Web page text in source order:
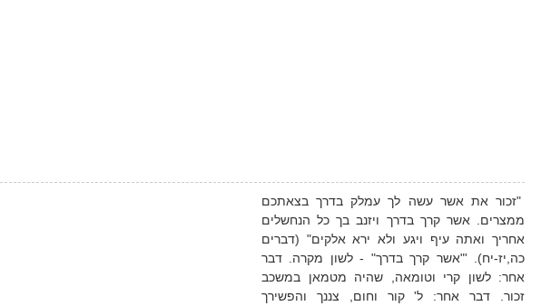
"זכור את אשר עשה לך עמלק בדרך בצאתכם
ממצרים. אשר קרך בדרך ויזנב בך כל הנחשלים
אחריך ואתה עיף ויגע ולא ירא אלקים" (דברים
כה,יז-יח). '"אשר קרך בדרך" - לשון מקרה. דבר
אחר: לשון קרי וטומאה, שהיה מטמאן במשכב
זכור. דבר אחר: ל' קור וחום, צננך והפשירך